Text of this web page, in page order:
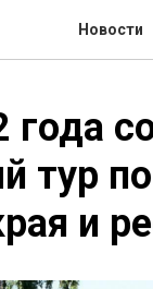
Новости
тур
и